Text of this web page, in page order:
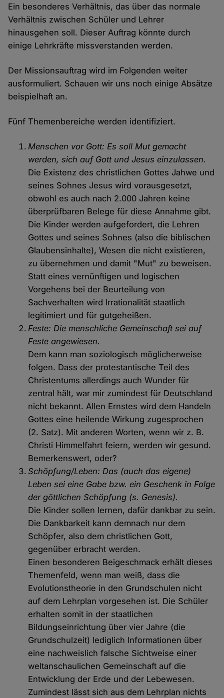
Ein besonderes Verhältnis, das über das normale
Verhältnis zwischen Schüler und Lehrer
hinausgehen soll. Dieser Auftrag könnte durch
einige Lehrkräfte missverstanden werden.
Der Missionsauftrag wird im Folgenden weiter
ausformuliert. Schauen wir uns noch einige Absätze
beispielhaft an.
Fünf Themenbereiche werden identifiziert.
Menschen vor Gott: Es soll Mut gemacht
werden, sich auf Gott und Jesus einzulassen.
Die Existenz des christlichen Gottes Jahwe und
seines Sohnes Jesus wird vorausgesetzt,
obwohl es auch nach 2.000 Jahren keine
überprüfbaren Belege für diese Annahme gibt.
Die Kinder werden aufgefordert, die Lehren
Gottes und seines Sohnes (also die biblischen
Glaubensinhalte), Wesen die nicht existieren,
zu übernehmen und damit "Mut" zu beweisen.
Statt eines vernünftigen und logischen
Vorgehens bei der Beurteilung von
Sachverhalten wird Irrationalität staatlich
legitimiert und für gutgeheißen.
Feste: Die menschliche Gemeinschaft sei auf
Feste angewiesen.
Dem kann man soziologisch möglicherweise
folgen. Dass der protestantische Teil des
Christentums allerdings auch Wunder für
zentral hält, war mir zumindest für Deutschland
nicht bekannt. Allen Ernstes wird dem Handeln
Gottes eine heilende Wirkung zugesprochen
(2. Satz). Mit anderen Worten, wenn wir z. B.
Christi Himmelfahrt feiern, werden wir gesund.
Bemerkenswert, oder?
Schöpfung/Leben: Das (auch das eigene)
Leben sei eine Gabe bzw. ein Geschenk in Folge
der göttlichen Schöpfung (s. Genesis).
Die Kinder sollen lernen, dafür dankbar zu sein.
Die Dankbarkeit kann demnach nur dem
Schöpfer, also dem christlichen Gott,
gegenüber erbracht werden.
Einen besonderen Beigeschmack erhält dieses
Themenfeld, wenn man weiß, dass die
Evolutionstheorie in den Grundschulen nicht
auf dem Lehrplan vorgesehen ist. Die Schüler
erhalten somit in der staatlichen
Bildungseinrichtung über vier Jahre (die
Grundschulzeit) lediglich Informationen über
eine nachweislich falsche Sichtweise einer
weltanschaulichen Gemeinschaft auf die
Entwicklung der Erde und der Lebewesen.
Zumindest lässt sich aus dem Lehrplan nichts